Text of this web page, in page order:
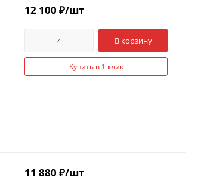
12 100 ₽/шт
В корзину
Купить в 1 клик
11 880 ₽/шт